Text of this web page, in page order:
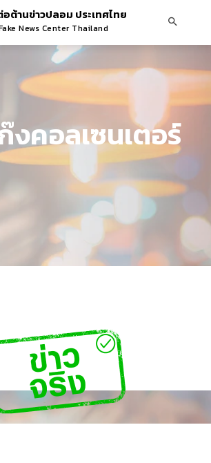
ต้านข่าวปลอม ประเทศไทย
News Center Thailand
งคอลเซนเตอร์